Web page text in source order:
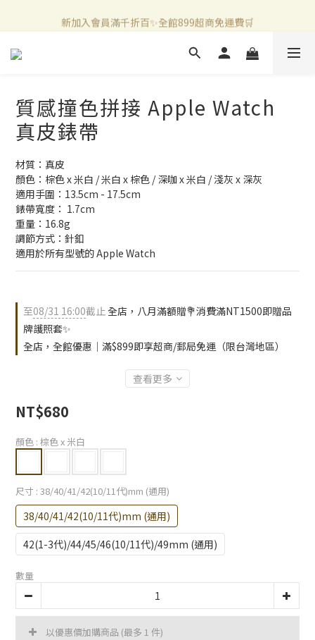
新加入會員滿千折百✨全館899超商免運費🛒
新加入會員滿千折百✨全館899超商免運費🛒
官方LINE好友募集中🤍加入領取50元購物金✨
質感撞色拼接 Apple Watch
真皮錶帶
材質：真皮
顏色：棕色 x 米白 / 米白 x 棕色 / 深咖 x 米白 / 淺灰 x 深灰
適用手圍：13.5cm - 17.5cm
錶帶寬度： 1.7cm
重量：16.8g
調節方式：針釦
適用於所有型號的 Apple Watch
至08/31 16:00截止全店，八月滿額贈💐消費滿NT1500即贈品
牌護照套✨
全店，全館優惠｜滿$899即享超商/郵局免運（限台灣地區）
查看更多
NT$680
顏色 : 棕色 x 米白
尺寸 : 38/40/41/42(10/11代)mm (通用)
38/40/41/42(10/11代)mm (通用)
42(1-3代)/44/45/46(10/11代)/49mm (通用)
數量
以優惠價加購商品 (最多 1 件)